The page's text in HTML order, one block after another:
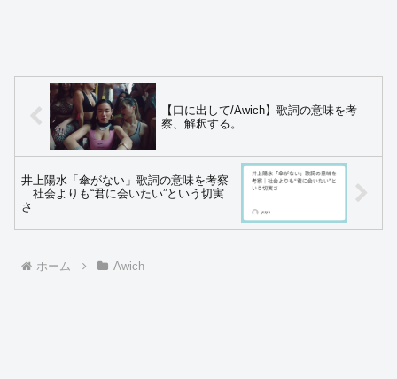
【口に出して/Awich】歌詞の意味を考
察、解釈する。
井上陽水「傘がない」歌詞の意味を考察
｜社会よりも“君に会いたい”という切実
さ
ホーム Awich